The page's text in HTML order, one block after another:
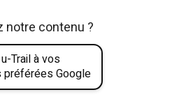
notre contenu ?
Trail à vos
préférées Google